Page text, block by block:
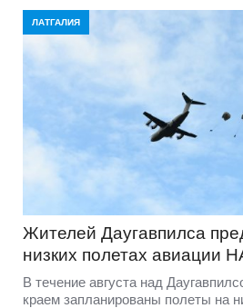
ЛАТГАЛИЯ
Жителей Даугавпилса
низких полетах авиации
В течение августа над
краем запланированы полеты на